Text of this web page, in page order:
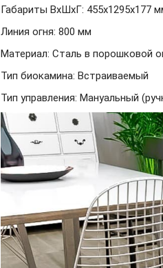
Габариты ВхШхГ: 455х1295х177
Линия огня: 800 мм
Материал: Сталь в порошковой
Тип биокамина: Встраиваемый
Тип управления: Мануальный